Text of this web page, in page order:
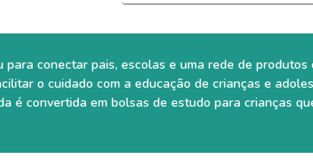
para conectar pais, escolas e uma rede de
o cuidado com a educação de crianças e
é convertida em bolsas de estudo para crianças